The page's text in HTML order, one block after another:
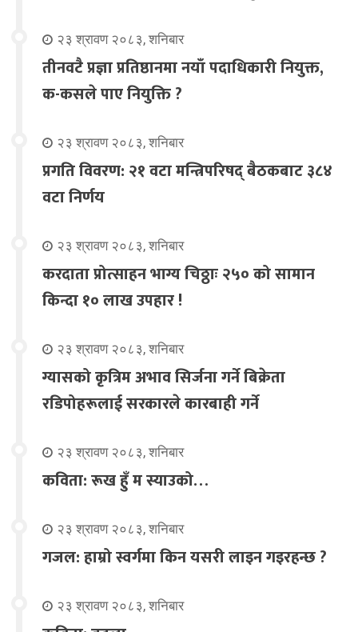
२३ श्रावण २०८३, शनिबार
तीनवटै प्रज्ञा प्रतिष्ठानमा नयाँ पदाधिकारी नियुक्त,
क-कसले पाए नियुक्ति ?
२३ श्रावण २०८३, शनिबार
प्रगति विवरण: २१ वटा मन्त्रिपरिषद् बैठकबाट ३८४
वटा निर्णय
२३ श्रावण २०८३, शनिबार
करदाता प्रोत्साहन भाग्य चिठ्ठाः २५० को सामान
किन्दा १० लाख उपहार !
२३ श्रावण २०८३, शनिबार
ग्यासको कृत्रिम अभाव सिर्जना गर्ने बिक्रेता
रडिपोहरूलाई सरकारले कारबाही गर्ने
२३ श्रावण २०८३, शनिबार
कविता: रूख हुँ म स्याउको…
२३ श्रावण २०८३, शनिबार
गजल: हाम्रो स्वर्गमा किन यसरी लाइन गइरहन्छ ?
२३ श्रावण २०८३, शनिबार